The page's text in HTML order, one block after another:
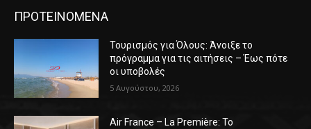
ΠΡΟΤΕΙΝΟΜΕΝΑ
Τουρισμός για Όλους: Άνοιξε το
πρόγραμμα για τις αιτήσεις – Έως πότε
οι υποβολές
5 Αυγούστου, 2026
Air France – La Première: Το